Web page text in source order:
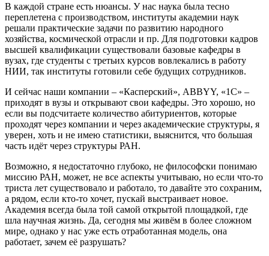
В каждой стране есть нюансы. У нас наука была тесно
переплетена с производством, институты академии наук
решали практические задачи по развитию народного
хозяйства, космической отрасли и пр. Для подготовки кадров
высшей квалификации существовали базовые кафедры в
вузах, где студенты с третьих курсов вовлекались в работу
НИИ, так институты готовили себе будущих сотрудников.
И сейчас наши компании – «Касперский», ABBYY, «1С» –
приходят в вузы и открывают свои кафедры. Это хорошо, но
если вы подсчитаете количество абитуриентов, которые
проходят через компании и через академические структуры, я
уверен, хоть и не имею статистики, выяснится, что большая
часть идёт через структуры РАН.
Возможно, я недостаточно глубоко, не философски понимаю
миссию РАН, может, не все аспекты учитываю, но если что-то
триста лет существовало и работало, то давайте это сохраним,
а рядом, если кто-то хочет, пускай выстраивает новое.
Академия всегда была той самой открытой площадкой, где
шла научная жизнь. Да, сегодня мы живём в более сложном
мире, однако у нас уже есть отработанная модель, она
работает, зачем её разрушать?